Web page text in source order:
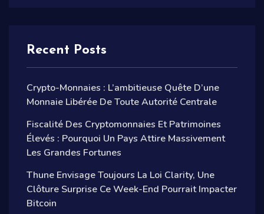
Recent Posts
Crypto-Monnaies : L’ambitieuse Quête D’une
Monnaie Libérée De Toute Autorité Centrale
Fiscalité Des Cryptomonnaies Et Patrimoines
Élevés : Pourquoi Un Pays Attire Massivement
Les Grandes Fortunes
Thune Envisage Toujours La Loi Clarity, Une
Clôture Surprise Ce Week-End Pourrait Impacter
Bitcoin